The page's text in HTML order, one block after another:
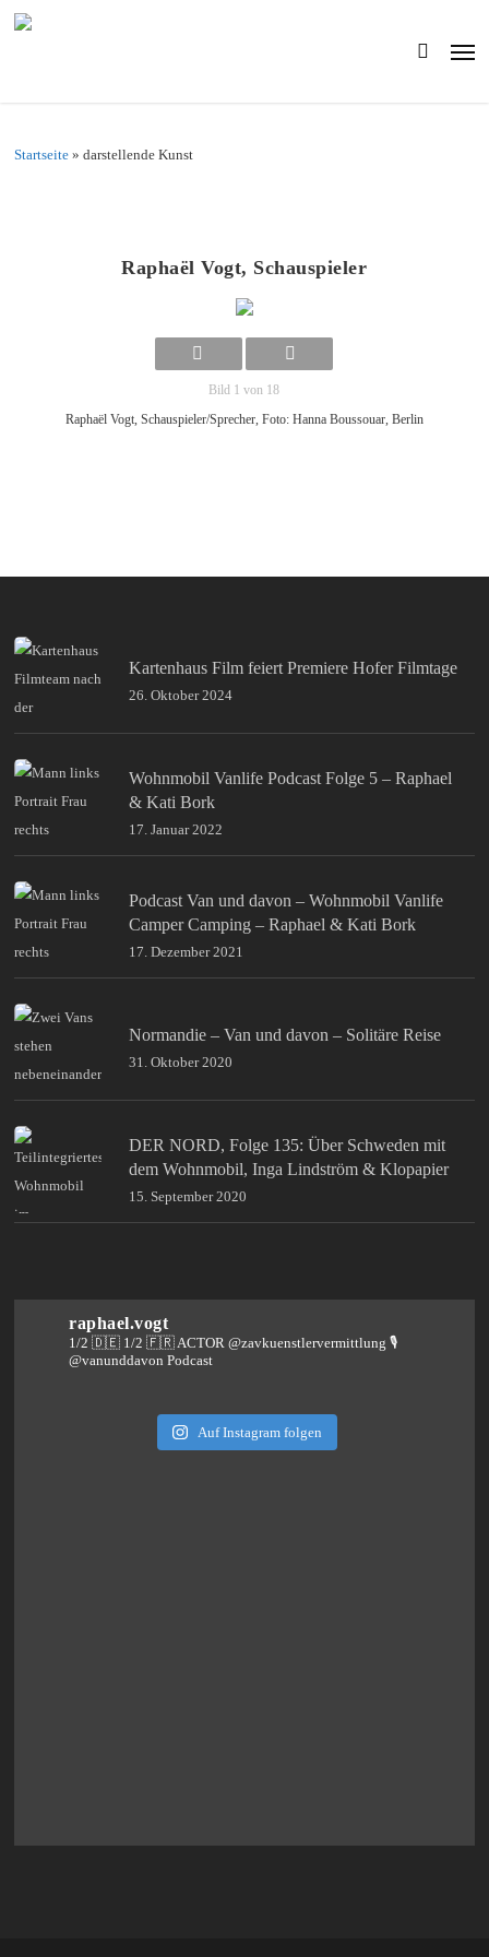
search
Startseite »darstellende Kunst
Raphaël Vogt, Schauspieler
Bild 1 von 18
Raphaël Vogt, Schauspieler/Sprecher, Foto: Hanna Boussouar, Berlin
Kartenhaus Film feiert Premiere Hofer Filmtage
26. Oktober 2024
Wohnmobil Vanlife Podcast Folge 5 – Raphael
& Kati Bork
17. Januar 2022
Podcast Van und davon – Wohnmobil Vanlife
Camper Camping – Raphael & Kati Bork
17. Dezember 2021
Normandie – Van und davon – Solitäre Reise
31. Oktober 2020
DER NORD, Folge 135: Über Schweden mit
dem Wohnmobil, Inga Lindström & Klopapier
15. September 2020
raphael.vogt
1/2 🇩🇪 1/2 🇫🇷 ACTOR @zavkuenstlervermittlung🎙️
@vanunddavon Podcast
Auf Instagram folgen